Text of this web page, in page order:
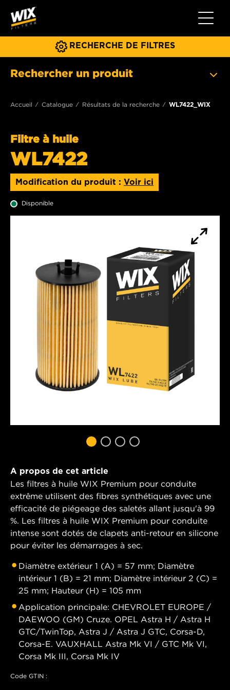
Toggle
RECHERCHE DE FILTRES
Rechercher un produit
Accueil Catalogue Résultats de la recherche WL7422_WIX
Filtre à huile
WL7422
Modification du produit : Voir ici
Disponible
A propos de cet article
Les filtres à huile WIX Premium pour conduite
extrême utilisent des fibres synthétiques avec une
efficacité de piégeage des saletés allant jusqu'à 99
%. Les filtres à huile WIX Premium pour conduite
intense sont dotés de clapets anti-retour en silicone
pour éviter les démarrages à sec.
Diamètre extérieur 1 (A) = 57 mm; Diamètre
intérieur 1 (B) = 21 mm; Diamètre intérieur 2 (C) =
25 mm; Hauteur (H) = 105 mm
Application principale: CHEVROLET EUROPE /
DAEWOO (GM) Cruze. OPEL Astra H / Astra H
GTC/TwinTop, Astra J / Astra J GTC, Corsa-D,
Corsa-E. VAUXHALL Astra Mk VI / GTC Mk VI,
Corsa Mk III, Corsa Mk IV
Code GTIN :